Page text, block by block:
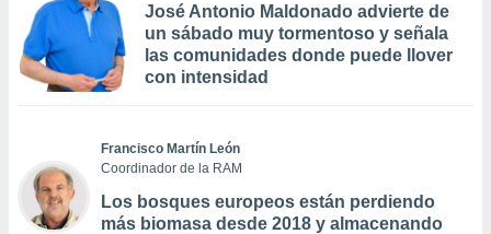
José Antonio Maldonado advierte de
un sábado muy tormentoso y señala
las comunidades donde puede llover
con intensidad
Francisco Martín León
Coordinador de la RAM
Los bosques europeos están perdiendo
más biomasa desde 2018 y almacenando